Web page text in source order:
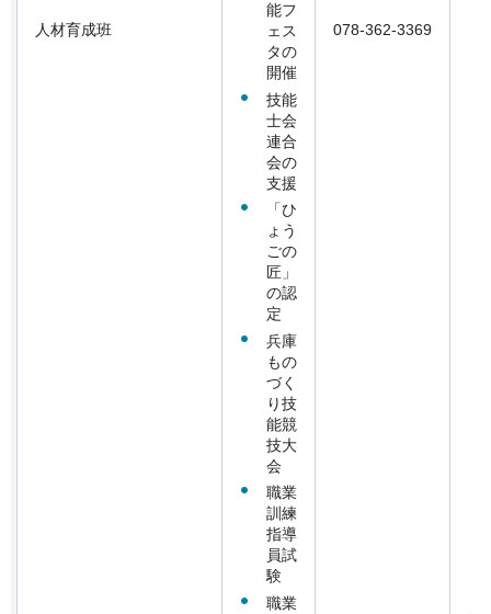
人材育成班
能フ
ェス
タの
開催
技能
士会
連合
会の
支援
「ひ
ょう
ごの
匠」
の認
定
兵庫
もの
づく
り技
能競
技大
会
職業
訓練
指導
員試
験
職業
078-362-3369